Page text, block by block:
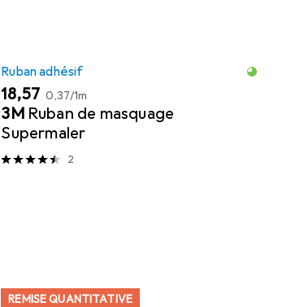
Ruban adhésif
EUR
18,57 EUR
0,37/1m
3M Ruban de masquage
Supermaler
2
REMISE QUANTITATIVE